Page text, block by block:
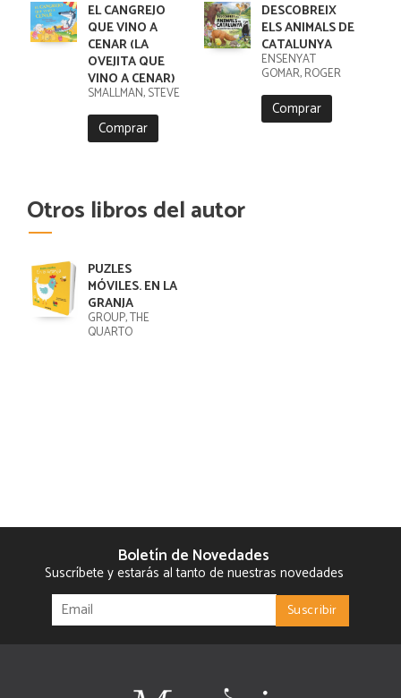
EL CANGREJO
QUE VINO A
CENAR (LA
OVEJITA QUE
VINO A CENAR)
SMALLMAN, STEVE
Comprar
DESCOBREIX
ELS ANIMALS DE
CATALUNYA
ENSENYAT
GOMAR, ROGER
Comprar
Otros libros del autor
PUZLES
MÓVILES. EN LA
GRANJA
GROUP, THE
QUARTO
Boletín de Novedades
Suscríbete y estarás al tanto de nuestras novedades